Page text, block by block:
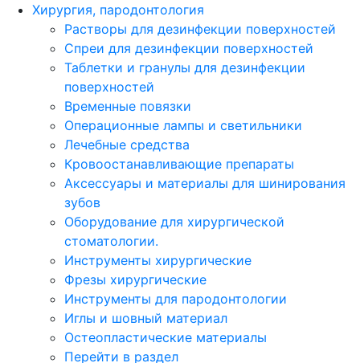
Хирургия, пародонтология
Растворы для дезинфекции поверхностей
Спреи для дезинфекции поверхностей
Таблетки и гранулы для дезинфекции
поверхностей
Временные повязки
Операционные лампы и светильники
Лечебные средства
Кровоостанавливающие препараты
Аксессуары и материалы для шинирования
зубов
Оборудование для хирургической
стоматологии.
Инструменты хирургические
Фрезы хирургические
Инструменты для пародонтологии
Иглы и шовный материал
Остеопластические материалы
Перейти в раздел